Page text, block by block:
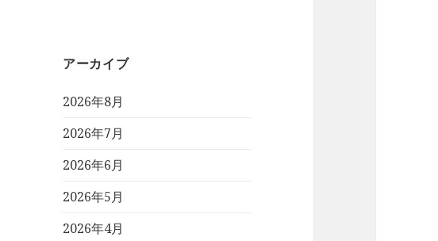
アーカイブ
2026年8月
2026年7月
2026年6月
2026年5月
2026年4月